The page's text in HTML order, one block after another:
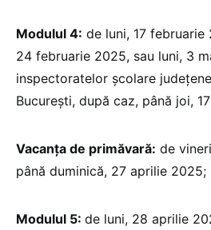
Modulul 4: de luni, 17
24 februarie 2025, sau luni, 3
inspectoratelor școlare
București, după caz, până joi,
Vacanța de primăvară: de
până duminică, 27 aprilie 2025;
Modulul 5: de luni, 28 aprilie